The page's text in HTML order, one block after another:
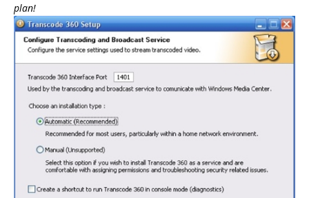
plan!